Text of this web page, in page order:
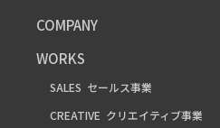
COMPANY
WORKS
SALES セールス事業
CREATIVE クリエイティブ事業